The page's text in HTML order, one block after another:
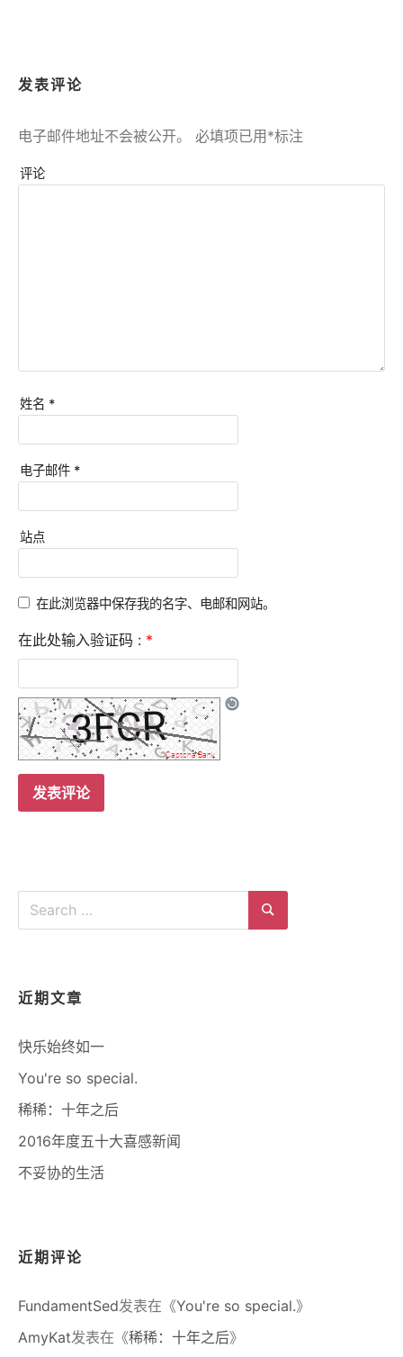
发表评论
电子邮件地址不会被公开。 必填项已用 *标注
评论
姓名 *
电子邮件 *
站点
在此浏览器中保存我的名字、电邮和网站。
在此处输入验证码 : *
Search
Search
近期文章
快乐始终如一
You're so special.
稀稀：十年之后
2016年度五十大喜感新闻
不妥协的生活
近期评论
FundamentSed发表在《You're so special.》
AmyKat发表在《稀稀：十年之后》